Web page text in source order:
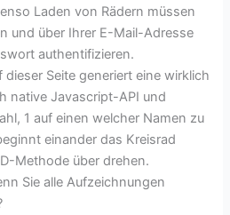
Laden von Rädern müssen
und über Ihrer E-Mail-Adresse
authentifizieren.
dieser Seite generiert eine wirklich
native Javascript-API und
1 auf einen welcher Namen zu
einander das Kreisrad
Methode über drehen.
Sie alle Aufzeichnungen